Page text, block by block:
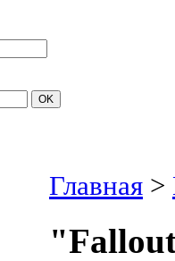
Главная >
"Fallout